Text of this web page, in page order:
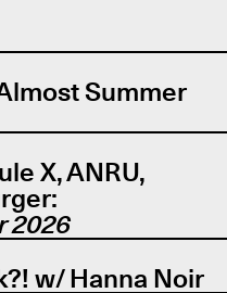
Summer
X, ANRU,
2026
w/ Hanna Noir